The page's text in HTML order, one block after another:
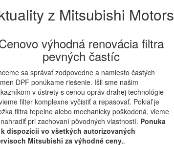
z Mitsubishi Motors
výhodná renovácia filtra
pevných častíc
sa správať zodpovedne a namiesto častých
DPF ponúkame riešenie. Išli sme našim
v ústrety s cenou opráv drahej technológie
filter komplexne vyčistiť a repasovať. Pokiaľ je
filtra tepelne alebo mechanicky poškodená, vieme
pri zachovaní pôvodných vlastností. Ponuka
k dispozícii vo všetkých autorizovaných
Mitsubishi za výhodné ceny..